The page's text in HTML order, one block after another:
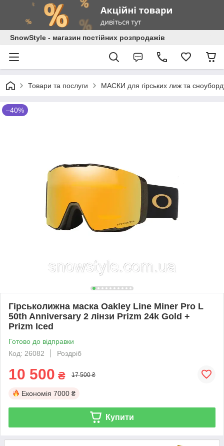
SnowStyle - магазин постійних розпродажів
Товари та послуги МАСКИ для гірських лиж та
–40%
Гірськолижна маска Oakley Line Miner Pro L
50th Anniversary 2 лінзи Prizm 24k Gold +
Prizm Iced
Готово до відправки
Код: 26082
Роздріб
10 500 ₴ 17 500 ₴
Економія 7000 ₴
Купити